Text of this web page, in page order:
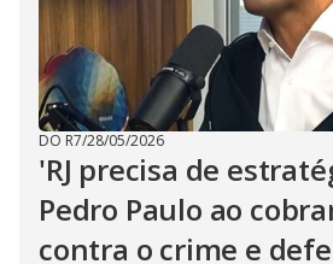
DO R7/28/05/2026
'RJ precisa de
Pedro Paulo ao
contra o crime e